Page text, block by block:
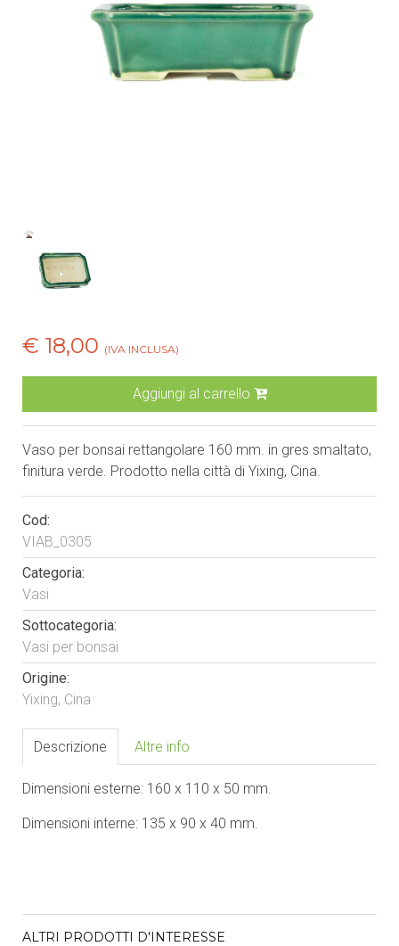
€ 18,00 (IVA INCLUSA)
Aggiungi al carrello
Vaso per bonsai rettangolare 160 mm. in gres smaltato,
finitura verde. Prodotto nella città di Yixing, Cina.
Cod:
VIAB_0305
Categoria:
Vasi
Sottocategoria:
Vasi per bonsai
Origine:
Yixing, Cina
Descrizione Altre info
Dimensioni esterne: 160 x 110 x 50 mm.
Dimensioni interne: 135 x 90 x 40 mm.
ALTRI PRODOTTI D'INTERESSE